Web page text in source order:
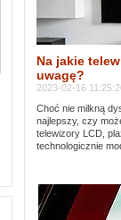
Na jakie
uwagę?
2023-02-16
Choć nie milkną
najlepszy, czy
telewizory LCD,
technologicznie